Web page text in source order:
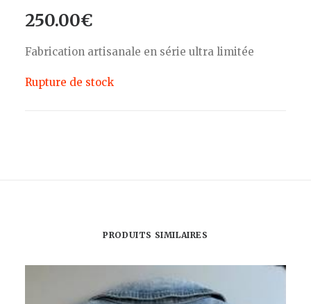
250.00€
Fabrication artisanale en série ultra limitée
Rupture de stock
PRODUITS SIMILAIRES